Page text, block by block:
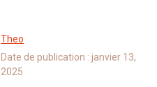
Theo
Date de publication : janvier 13,
2025